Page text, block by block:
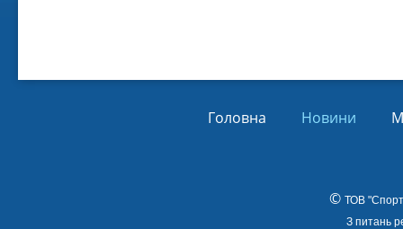
Головна Новини
© ТОВ
З питань